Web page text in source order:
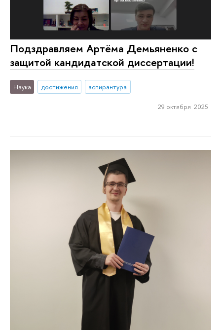
Подздравляем Артёма Демьяненко с
защитой кандидатской диссертации!
Наука достижения аспирантура
29 октября 2025